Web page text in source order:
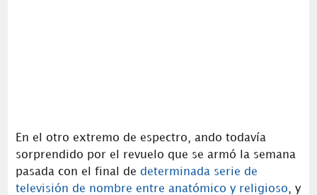
En el otro extremo de espectro, ando todavía
sorprendido por el revuelo que se armó la semana
pasada con el final de determinada serie de
televisión de nombre entre anatómico y religioso , y